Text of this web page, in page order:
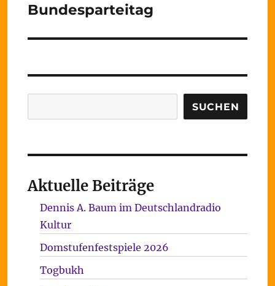
Beitrag:
Bundesparteitag
SUCHEN
Aktuelle Beiträge
Dennis A. Baum im Deutschlandradio
Kultur
Domstufenfestspiele 2026
Togbukh